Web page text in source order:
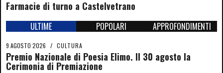
Farmacie di turno a Castelvetrano
ULTIME POPOLARI APPROFONDIMENTI
9 AGOSTO 2026 / CULTURA
Premio Nazionale di Poesia Elimo. Il 30 agosto la
Cerimonia di Premiazione